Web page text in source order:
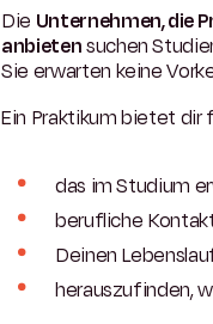
Die Unternehmen, die
anbietensuchen
Sie erwarten keine
Ein Praktikum bietet dir
das im Studium
berufliche
Deinen
herauszufinden,